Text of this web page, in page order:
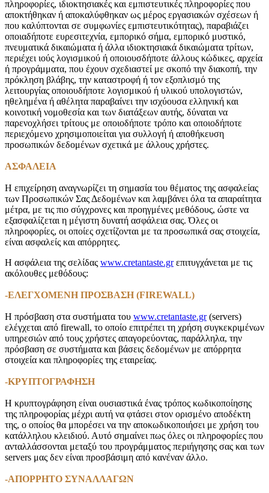
πληροφορίες, ιδιοκτησιακές και εμπιστευτικές πληροφορίες που
αποκτήθηκαν ή αποκαλύφθηκαν ως μέρος εργασιακών σχέσεων ή
που καλύπτονται σε συμφωνίες εμπιστευτικότητας), παραβιάζει
οποιαδήποτε ευρεσιτεχνία, εμπορικό σήμα, εμπορικό μυστικό,
πνευματικά δικαιώματα ή άλλα ιδιοκτησιακά δικαιώματα τρίτων,
περιέχει ιούς λογισμικού ή οποιουσδήποτε άλλους κώδικες, αρχεία
ή προγράμματα, που έχουν σχεδιαστεί με σκοπό την διακοπή, την
πρόκληση βλάβης, την καταστροφή ή τον εξοπλισμό της
λειτουργίας οποιουδήποτε λογισμικού ή υλικού υπολογιστών,
ηθελημένα ή αθέλητα παραβαίνει την ισχύουσα ελληνική και
κοινοτική νομοθεσία και των διατάξεων αυτής, δύναται να
παρενοχλήσει τρίτους με οποιοδήποτε τρόπο και οποιοδήποτε
περιεχόμενο χρησιμοποιείται για συλλογή ή αποθήκευση
προσωπικών δεδομένων σχετικά με άλλους χρήστες.
ΑΣΦΑΛΕΙΑ
Η επιχείρηση αναγνωρίζει τη σημασία του θέματος της ασφαλείας
των Προσωπικών Σας Δεδομένων και λαμβάνει όλα τα απαραίτητα
μέτρα, με τις πιο σύγχρονες και προηγμένες μεθόδους, ώστε να
εξασφαλίζεται η μέγιστη δυνατή ασφάλεια σας. Όλες οι
πληροφορίες, οι οποίες σχετίζονται με τα προσωπικά σας στοιχεία,
είναι ασφαλείς και απόρρητες.
Η ασφάλεια της σελίδας www.cretantaste.grεπιτυγχάνεται με τις
ακόλουθες μεθόδους:
-ΕΛΕΓΧΟΜΕΝΗ ΠΡΟΣΒΑΣΗ (FIREWALL)
Η πρόσβαση στα συστήματα του www.cretantaste.gr(servers)
ελέγχεται από firewall, το οποίο επιτρέπει τη χρήση συγκεκριμένων
υπηρεσιών από τους χρήστες απαγορεύοντας, παράλληλα, την
πρόσβαση σε συστήματα και βάσεις δεδομένων με απόρρητα
στοιχεία και πληροφορίες της εταιρείας.
-ΚΡΥΠΤΟΓΡΑΦΗΣΗ
Η κρυπτογράφηση είναι ουσιαστικά ένας τρόπος κωδικοποίησης
της πληροφορίας μέχρι αυτή να φτάσει στον ορισμένο αποδέκτη
της, ο οποίος θα μπορέσει να την αποκωδικοποιήσει με χρήση του
κατάλληλου κλειδιού. Αυτό σημαίνει πως όλες οι πληροφορίες που
ανταλλάσσονται μεταξύ του προγράμματος περιήγησης σας και των
servers μας δεν είναι προσβάσιμη από κανέναν άλλο.
-ΑΠΟΡΡΗΤΟ ΣΥΝΑΛΛΑΓΩΝ